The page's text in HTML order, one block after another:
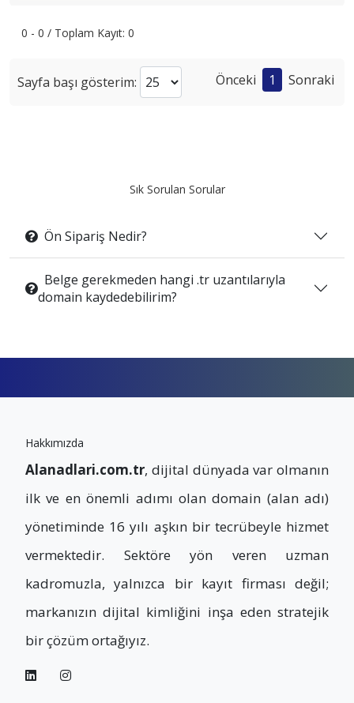
0 - 0 / Toplam Kayıt: 0
Sayfa başı gösterim: Önceki 1 Sonraki
Sık Sorulan Sorular
Ön Sipariş Nedir?
Belge gerekmeden hangi .tr uzantılarıyla
domain kaydedebilirim?
Hakkımızda
Alanadlari.com.tr, dijital dünyada var olmanın
ilk ve en önemli adımı olan domain (alan adı)
yönetiminde 16 yılı aşkın bir tecrübeyle hizmet
vermektedir. Sektöre yön veren uzman
kadromuzla, yalnızca bir kayıt firması değil;
markanızın dijital kimliğini inşa eden stratejik
bir çözüm ortağıyız.